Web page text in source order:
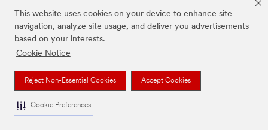
This website uses cookies on your device to enhance site
navigation, analyze site usage, and deliver you advertisements
based on your interests.
Cookie Notice
Reject Non-Essential Cookies Accept Cookies
Cookie Preferences